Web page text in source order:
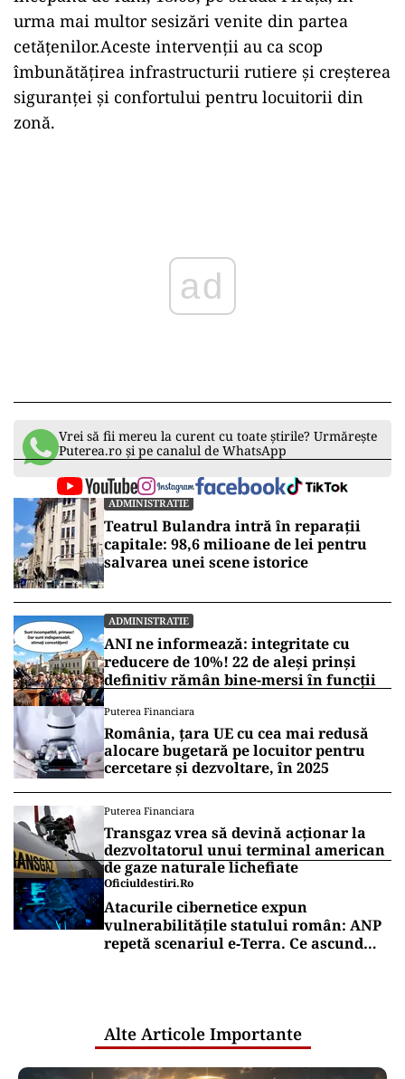
urma mai multor sesizări venite din partea
cetățenilor.Aceste intervenții au ca scop
îmbunătățirea infrastructurii rutiere și creșterea
siguranței și confortului pentru locuitorii din
zonă.
Vrei să fii mereu la curent cu toate știrile? Urmărește
Puterea.ro și pe canalul de WhatsApp
ADMINISTRATIE
Teatrul Bulandra intră în reparații
capitale: 98,6 milioane de lei pentru
salvarea unei scene istorice
ADMINISTRATIE
ANI ne informează: integritate cu
reducere de 10%! 22 de aleși prinși
definitiv rămân bine-mersi în funcții
Puterea Financiara
România, țara UE cu cea mai redusă
alocare bugetară pe locuitor pentru
cercetare și dezvoltare, în 2025
Puterea Financiara
Transgaz vrea să devină acționar la
dezvoltatorul unui terminal american
de gaze naturale lichefiate
Oficiuldestiri.ro
Atacurile cibernetice expun
vulnerabilitățile statului român: ANP
repetă scenariul e‑Terra. Ce ascund
Alte Articole Importante